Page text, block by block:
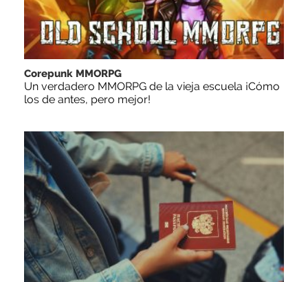
Corepunk MMORPG
Un verdadero MMORPG de la vieja escuela ¡Cómo
los de antes, pero mejor!